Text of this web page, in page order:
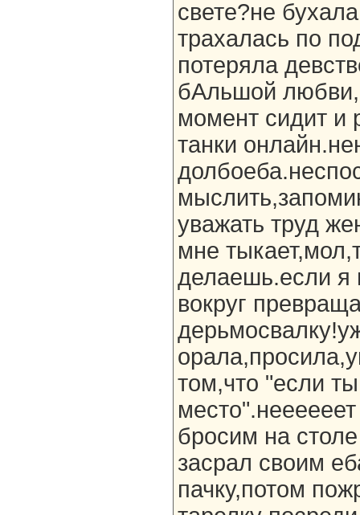
свете?не
трахалась по
потеряла
бАльшой
момент сидит и
танки
уважать труд
мне
делаешь.если я
вокруг
том,что "если
бросим на
засрал своим
пачку,потом